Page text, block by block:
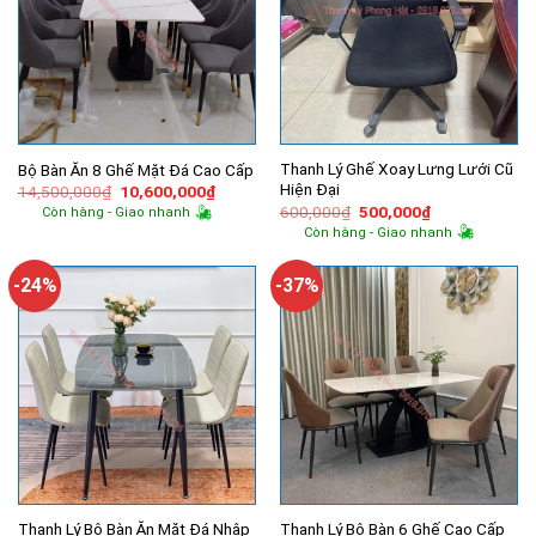
Bộ Bàn Ăn 8 Ghế Mặt Đá Cao Cấp
14,500,000₫ Giá
gốc
là:
10,600,000₫Giá
hiện
Còn hàng - Giao nhanh
Thanh Lý Ghế Xoay Lưng Lưới Cũ
Hiện Đại
600,000₫ Giá
gốc
là:
500,000₫Giá
hiện
tại
500,000₫.
Còn hàng - Giao nhanh
-24%
Thanh Lý Bộ Bàn Ăn Mặt Đá Nhập
-37%
Thanh Lý Bộ Bàn 6 Ghế Cao Cấp